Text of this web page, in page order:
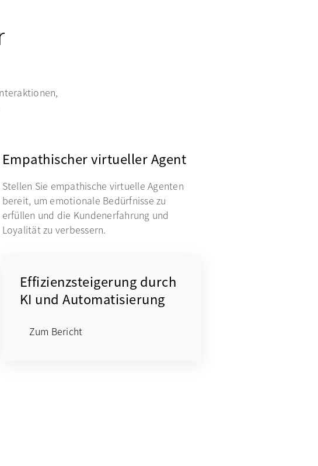
Empathischer virtueller Agent
Stellen Sie empathische virtuelle Agenten
bereit, um emotionale Bedürfnisse zu
erfüllen und die Kundenerfahrung und
Loyalität zu verbessern.
Effizienzsteigerung durch
KI und Automatisierung
Zum Bericht